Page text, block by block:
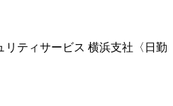
ティサービス 横浜支社〈日勤